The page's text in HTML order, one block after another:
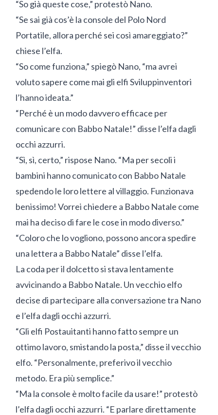
“So già queste cose,” protestò Nano.
“Se sai già cos’è la console del Polo Nord
Portatile, allora perché sei così amareggiato?”
chiese l’elfa.
“So come funziona,” spiegò Nano, “ma avrei
voluto sapere come mai gli elfi Sviluppinventori
l’hanno ideata.”
“Perché è un modo davvero efficace per
comunicare con Babbo Natale!” disse l’elfa dagli
occhi azzurri.
“Sì, sì, certo,” rispose Nano. “Ma per secoli i
bambini hanno comunicato con Babbo Natale
spedendo le loro lettere al villaggio. Funzionava
benissimo! Vorrei chiedere a Babbo Natale come
mai ha deciso di fare le cose in modo diverso.”
“Coloro che lo vogliono, possono ancora spedire
una lettera a Babbo Natale” disse l’elfa.
La coda per il dolcetto si stava lentamente
avvicinando a Babbo Natale. Un vecchio elfo
decise di partecipare alla conversazione tra Nano
e l’elfa dagli occhi azzurri.
“Gli elfi Postauitanti hanno fatto sempre un
ottimo lavoro, smistando la posta,” disse il vecchio
elfo. “Personalmente, preferivo il vecchio
metodo. Era più semplice.”
“Ma la console è molto facile da usare!” protestò
l’elfa dagli occhi azzurri. “E parlare direttamente